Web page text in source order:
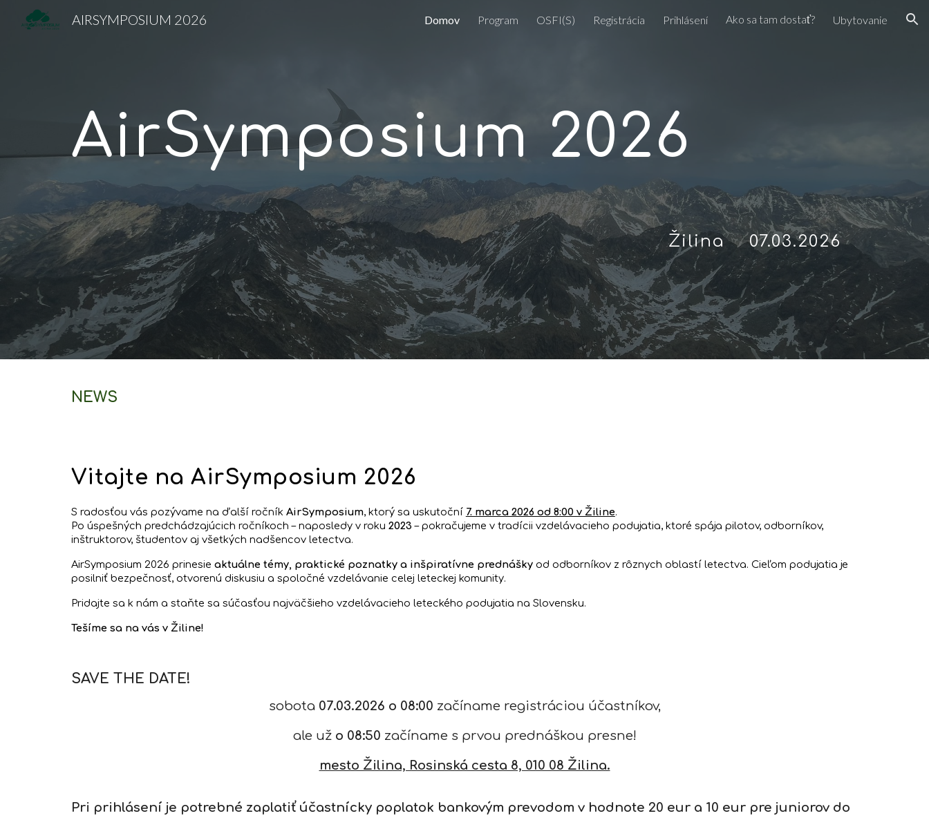
Skip to navigation
AIRSYMPOSIUM 2026 Domov Program OSFI(S) Registrácia Prihlásení Ako sa tam dostať? Ubytovanie
AirSymposium 2026
Žilina 07.03.2026
NEWS
Vitajte na AirSymposium 2026
S radosťou vás pozývame na ďalší ročník AirSymposium, ktorý sa uskutoční 7. marca 2026 od 8:00 v Žiline.
Po úspešných predchádzajúcich ročníkoch –naposledy v roku 2023– pokračujeme v tradícii vzdelávacieho podujatia, ktoré spája pilotov, odborníkov,
inštruktorov, študentov aj všetkých nadšencov letectva.
AirSymposium 2026 prinesie aktuálne témy, praktické poznatky a inšpiratívne prednáškyod odborníkov z rôznych oblastí letectva. Cieľom podujatia je
posilniť bezpečnosť, otvorenú diskusiu a spoločné vzdelávanie celej leteckej komunity.
Pridajte sa k nám a staňte sa súčasťou najväčšieho vzdelávacieho leteckého podujatia na Slovensku.
Tešíme sa na vás v Žiline!
SAVE THE DATE!
sobota 07.03.2026 o 08:00 začíname registráciou účastníkov,
ale už o 08:50 začíname s prvou prednáškou presne!
mesto Žilina, Rosinská cesta 8, 010 08 Žilina.
Pri prihlásení je potrebné zaplatiť účastnícky poplatok bankovým prevodom v hodnote 20 eur a 10 eur pre juniorov do